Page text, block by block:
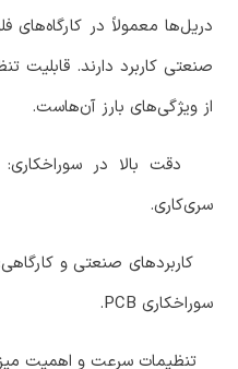
دریل‌ها معمولاً در
صنعتی کاربرد دارند. قابلیت
از ویژگی‌های بارز آن‌هاست.
دقت بالا در سوراخکاری:
سری‌کاری.
کاربردهای صنعتی و
سوراخکاری PCB.
تنظیمات سرعت و اهمیت